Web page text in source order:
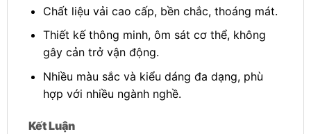
Chất liệu vải cao cấp, bền chắc, thoáng mát.
Thiết kế thông minh, ôm sát cơ thể, không
gây cản trở vận động.
Nhiều màu sắc và kiểu dáng đa dạng, phù
hợp với nhiều ngành nghề.
Kết Luận